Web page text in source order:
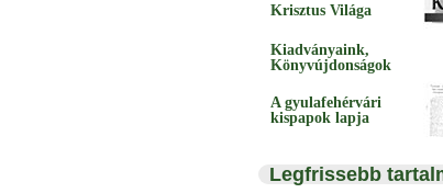
Krisztus Világa
Kiadványaink,
Könyvújdonságok
A gyulafehérvári
kispapok lapja
Legfrissebb